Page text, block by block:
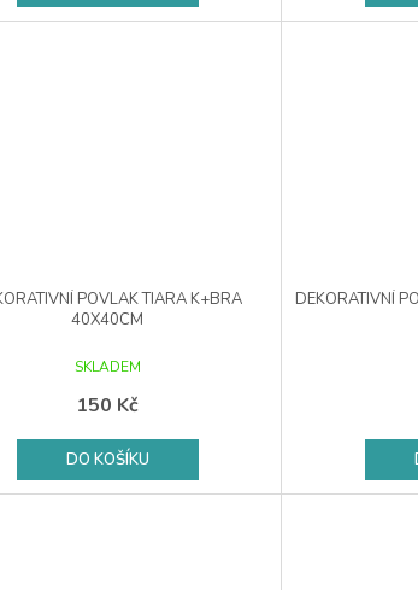
POVLAK TIARA K+BRA
40X40CM
SKLADEM
150 Kč
DO KOŠÍKU
DEKORATIVNÍ